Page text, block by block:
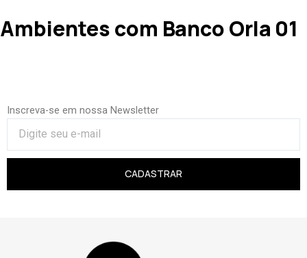
Ambientes com Banco Orla 01
Inscreva-se em nossa Newsletter
CADASTRAR